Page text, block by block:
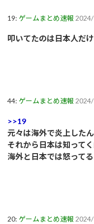
19: ゲームまとめ速報
叩いてたのは日本人だ
44: ゲームまとめ速報
>>19
元々は海外で炎上した
それから日本は知って
海外と日本では怒って
20: ゲームまとめ速報